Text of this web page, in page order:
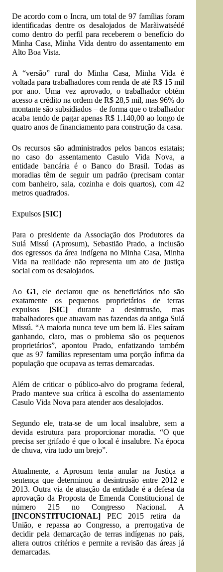
De acordo com o Incra, um total de 97 famílias foram
identificadas dentre os desalojados de Marãiwatsédé
como dentro do perfil para receberem o benefício do
Minha Casa, Minha Vida dentro do assentamento em
Alto Boa Vista.
A “versão” rural do Minha Casa, Minha Vida é
voltada para trabalhadores com renda de até R$ 15 mil
por ano. Uma vez aprovado, o trabalhador obtém
acesso a crédito na ordem de R$ 28,5 mil, mas 96% do
montante são subsidiados – de forma que o trabalhador
acaba tendo de pagar apenas R$ 1.140,00 ao longo de
quatro anos de financiamento para construção da casa.
Os recursos são administrados pelos bancos estatais;
no caso do assentamento Casulo Vida Nova, a
entidade bancária é o Banco do Brasil. Todas as
moradias têm de seguir um padrão (precisam contar
com banheiro, sala, cozinha e dois quartos), com 42
metros quadrados.
Expulsos [SIC]
Para o presidente da Associação dos Produtores da
Suiá Missú (Aprosum), Sebastião Prado, a inclusão
dos egressos da área indígena no Minha Casa, Minha
Vida na realidade não representa um ato de justiça
social com os desalojados.
Ao G1, ele declarou que os beneficiários não são
exatamente os pequenos proprietários de terras
expulsos [SIC] durante a desintrusão, mas
trabalhadores que atuavam nas fazendas da antiga Suiá
Missú. “A maioria nunca teve um bem lá. Eles saíram
ganhando, claro, mas o problema são os pequenos
proprietários”, apontou Prado, enfatizando também
que as 97 famílias representam uma porção ínfima da
população que ocupava as terras demarcadas.
Além de criticar o público-alvo do programa federal,
Prado manteve sua crítica à escolha do assentamento
Casulo Vida Nova para atender aos desalojados.
Segundo ele, trata-se de um local insalubre, sem a
devida estrutura para proporcionar moradia. “O que
precisa ser grifado é que o local é insalubre. Na época
de chuva, vira tudo um brejo”.
Atualmente, a Aprosum tenta anular na Justiça a
sentença que determinou a desintrusão entre 2012 e
2013. Outra via de atuação da entidade é a defesa da
aprovação da Proposta de Emenda Constitucional de
número 215 no Congresso Nacional. A
[INCONSTITUCIONAL] PEC 2015 retira da
União, e repassa ao Congresso, a prerrogativa de
decidir pela demarcação de terras indígenas no país,
altera outros critérios e permite a revisão das áreas já
demarcadas.